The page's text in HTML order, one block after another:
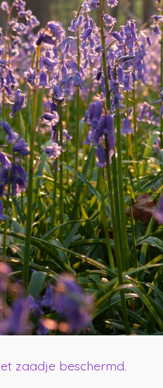
zaadje beschermd.